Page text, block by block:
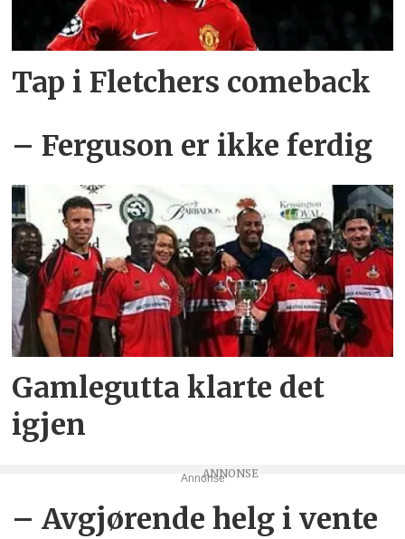
Tap i Fletchers comeback
– Ferguson er ikke ferdig
Gamlegutta klarte det
igjen
Annonse
– Avgjørende helg i vente